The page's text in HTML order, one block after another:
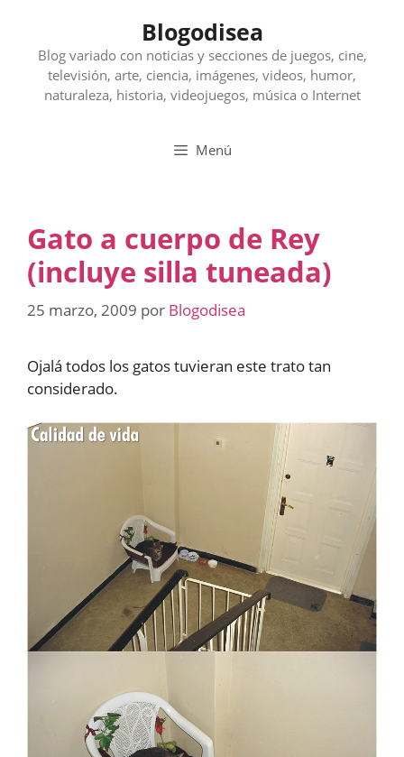
contenido
Blogodisea
Blog variado con noticias y secciones de juegos, cine,
televisión, arte, ciencia, imágenes, videos, humor,
naturaleza, historia, videojuegos, música o Internet
Menú
Gato a cuerpo de Rey
(incluye silla tuneada)
25 marzo, 2009 por Blogodisea
Ojalá todos los gatos tuvieran este trato tan
considerado.